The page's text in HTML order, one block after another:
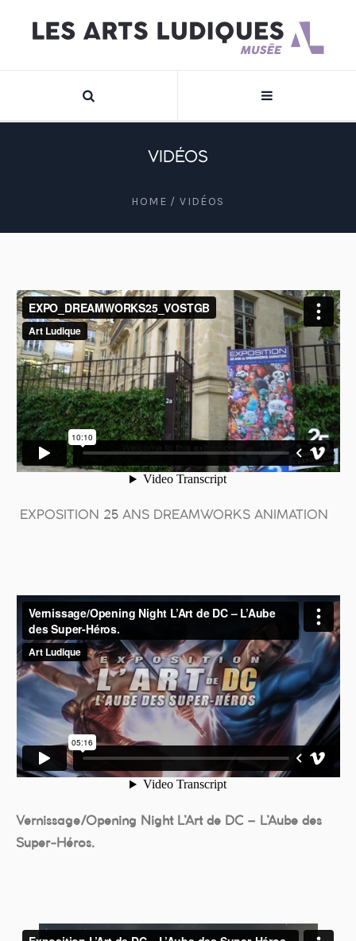
VIDÉOS
HOME / VIDÉOS
EXPOSITION 25 ANS DREAMWORKS ANIMATION
Vernissage/Opening Night L’Art de DC – L’Aube des
Super-Héros.